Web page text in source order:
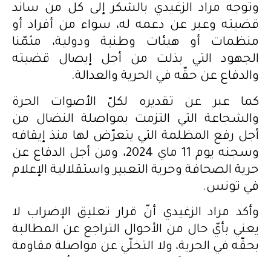
وتوجه مراد الزغيدي بالشكر إلى كل من ساند
قضيته وعبر عن دعمه له، سواء من أفراد أو
منظمات أو هيئات وطنية ودولية، مثمّنا
الجهود التي بذلت من أجل إيصال قضيته
والدفاع عن حقّه في الحرية والعدالة.
كما عبر عن تقديره لكلّ الأصوات الحرة
والشجاعة التي التزمت بمواصلة النضال من
أجل رفع المظلمة التي يتعرّض لها منذ إيقافه
وسجنه يوم 11 ماي 2024، ومن أجل الدفاع عن
حرية الصحافة وحرية التعبير واستقلالية الإعلام
في تونس.
وأكد مراد الزغيدي أنّ قرار تعليق الإضراب لا
يعني بأيّ حال من الأحوال التراجع عن المطالبة
بحقّه في الحرية، ولا التخلّي عن مواصلة مقاومة